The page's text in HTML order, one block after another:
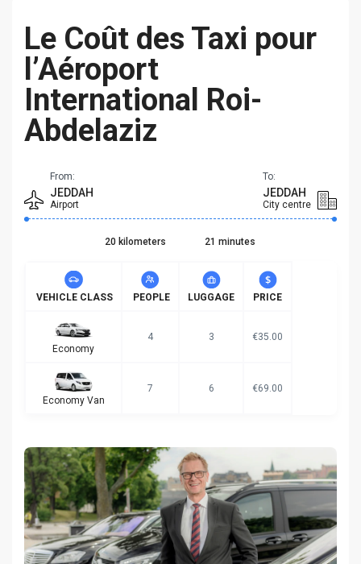
Le Coût des Taxi pour
l’Aéroport
International Roi-
Abdelaziz
From:
JEDDAH
Airport
To:
JEDDAH
City centre
20 kilometers 21 minutes
VEHICLE CLASS PEOPLE LUGGAGE PRICE
Economy
4 3 €35.00
Economy Van
7 6 €69.00